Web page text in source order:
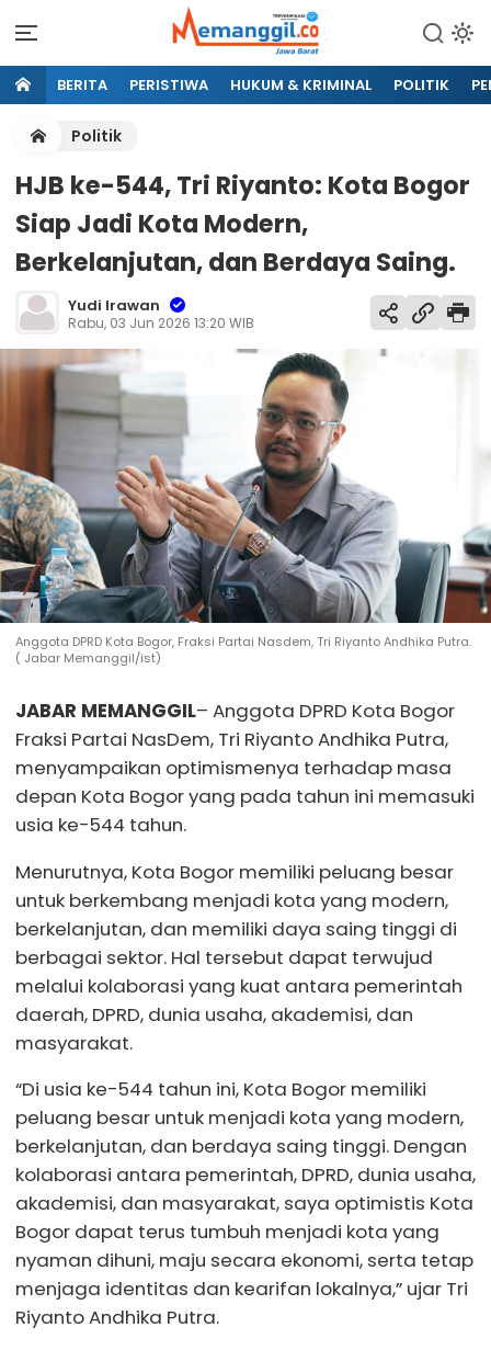
BERITA PERISTIWA HUKUM & KRIMINAL POLITIK
Politik
HJB ke-544, Tri Riyanto: Kota Bogor
Siap Jadi Kota Modern,
Berkelanjutan, dan Berdaya Saing.
Yudi Irawan
Rabu, 03 Jun 2026 13:20 WIB
Anggota DPRD Kota Bogor, Fraksi Partai Nasdem, Tri Riyanto Andhika Putra.
( Jabar Memanggil/ist)
JABAR MEMANGGIL– Anggota DPRD Kota Bogor
Fraksi Partai NasDem, Tri Riyanto Andhika Putra,
menyampaikan optimismenya terhadap masa
depan Kota Bogor yang pada tahun ini memasuki
usia ke-544 tahun.
Menurutnya, Kota Bogor memiliki peluang besar
untuk berkembang menjadi kota yang modern,
berkelanjutan, dan memiliki daya saing tinggi di
berbagai sektor. Hal tersebut dapat terwujud
melalui kolaborasi yang kuat antara pemerintah
daerah, DPRD, dunia usaha, akademisi, dan
masyarakat.
“Di usia ke-544 tahun ini, Kota Bogor memiliki
peluang besar untuk menjadi kota yang modern,
berkelanjutan, dan berdaya saing tinggi. Dengan
kolaborasi antara pemerintah, DPRD, dunia usaha,
akademisi, dan masyarakat, saya optimistis Kota
Bogor dapat terus tumbuh menjadi kota yang
nyaman dihuni, maju secara ekonomi, serta tetap
menjaga identitas dan kearifan lokalnya,” ujar Tri
Riyanto Andhika Putra.